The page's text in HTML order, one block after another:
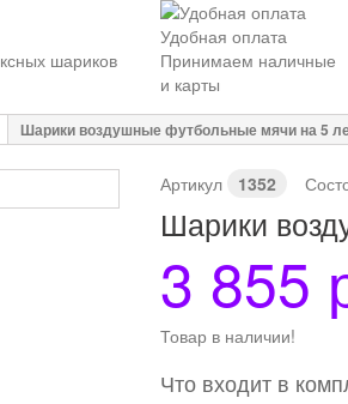
шариков
Удобная оплата
Принимаем наличные
и карты
Шарики воздушные футбольные мячи на 5
Артикул 1352
Шарики
3 855
Товар в наличии!
Что входит в